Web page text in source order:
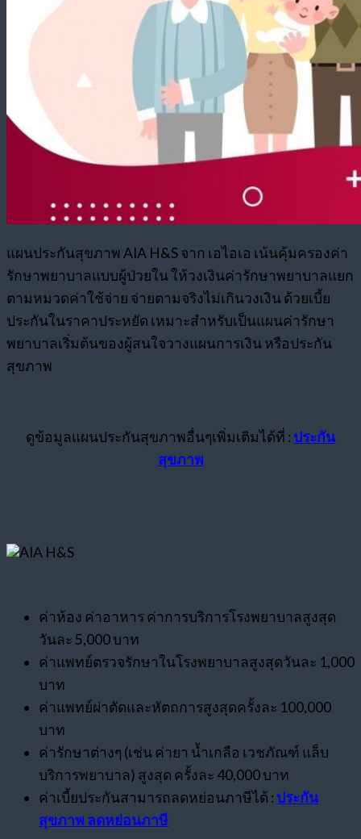
แผนประกันสุขภาพ AIA H&S จาก เอไอเอ เน้นคุ้มครองค่า
รักษาพยาบาลแบบผู้ป่วยใน ให้วงเงินค่ารักษาพยาบาลแยก
ตามหมวดค่าใช้จ่าย จ่ายตามจริงไม่เกินวงเงิน ด้วยเบี้ย
ประกันในราคาประหยัด เหมาะสำหรับเป็นแผนค่ารักษา
พยาบาลเริ่มต้นของผู้สนใจวางแผนการเงิน หรือประกัน
สุขภาพ
ดูข้อมูลแผนประกันสุขภาพอื่นๆเพิ่มเติมได้ที่ : ประกัน
สุขภาพ
ค่าห้อง ค่าอาหาร ค่าการบริการโรงพยาบาลสูงสุด
วันละ 5,000 บาท
ค่าแพทย์ตรวจรักษาในโรงพยาบาลสูงสุดวันละ 1,000
บาท
ค่าแพทย์ผ่าตัดและหัตถการสูงสุดครั้งละ 100,000
บาท
ค่ารักษาต่างๆ (เช่น ค่ายา น้ำเกลือ เวชภัณฑ์ แล็บ
บริการพยาบาล) สูงสุด ครั้งละ 40,000 บาท
ค่าเบี้ยประกันสามารถลดหย่อนภาษีได้ : ประกัน
สุขภาพ ลดหย่อนภาษี